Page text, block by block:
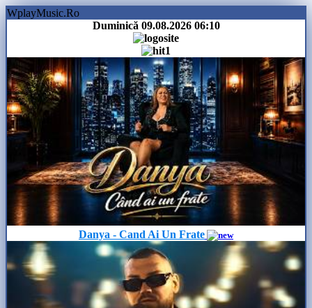
WplayMusic.Ro
Duminică 09.08.2026 06:10
Danya - Cand Ai Un Frate